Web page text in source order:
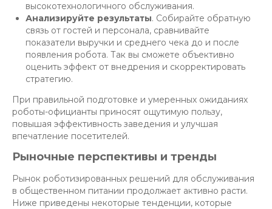
высокотехнологичного обслуживания.
Анализируйте результаты. Собирайте обратную
связь от гостей и персонала, сравнивайте
показатели выручки и среднего чека до и после
появления робота. Так вы сможете объективно
оценить эффект от внедрения и скорректировать
стратегию.
При правильной подготовке и умеренных ожиданиях
роботы-официанты приносят ощутимую пользу,
повышая эффективность заведения и улучшая
впечатление посетителей.
Рыночные перспективы и тренды
Рынок роботизированных решений для обслуживания
в общественном питании продолжает активно расти.
Ниже приведены некоторые тенденции, которые